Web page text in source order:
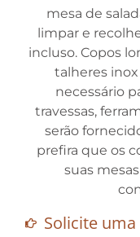
mesa de
limpar e
incluso. Copos
talheres
necessário
travessas,
serão
prefira que os
suas
Solicite